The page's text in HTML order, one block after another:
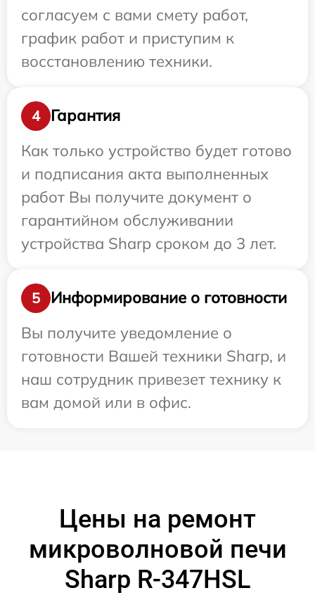
согласуем с вами смету работ,
график работ и приступим к
восстановлению техники.
4
Гарантия
Как только устройство будет готово
и подписания акта выполненных
работ Вы получите документ о
гарантийном обслуживании
устройства Sharp сроком до 3 лет.
5
Информирование о готовности
Вы получите уведомление о
готовности Вашей техники Sharp, и
наш сотрудник привезет технику к
вам домой или в офис.
Цены на ремонт
микроволновой печи
Sharp R-347HSL